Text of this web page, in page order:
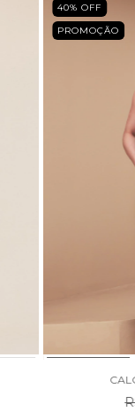
40% OFF
PROMOÇÃO